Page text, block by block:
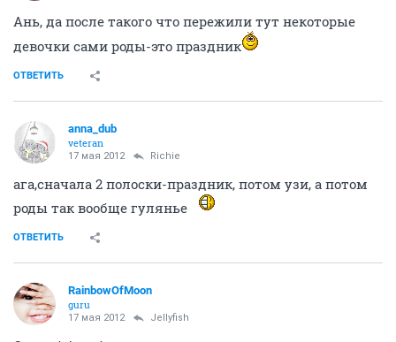
Ань, да после такого что пережили тут некоторые
девочки сами роды-это праздник
ОТВЕТИТЬ
anna_dub
veteran
17 мая 2012 Richie
ага,сначала 2 полоски-праздник, потом узи, а потом
роды так вообще гулянье
ОТВЕТИТЬ
RainbowOfMoon
guru
17 мая 2012 Jellyfish